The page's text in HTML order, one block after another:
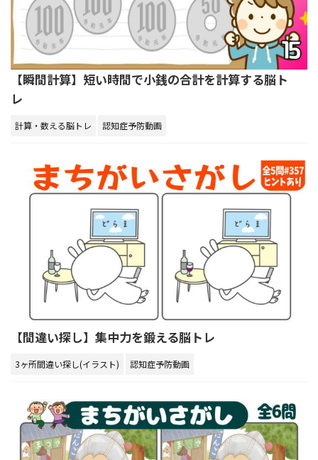
【瞬間計算】短い時間で小銭の合計を計算する脳ト
レ
計算・数える脳トレ 認知症予防動画
【間違い探し】集中力を鍛える脳トレ
3ヶ所間違い探し(イラスト) 認知症予防動画